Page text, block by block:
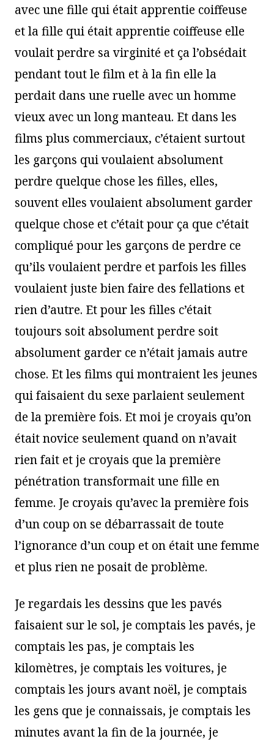
avec une fille qui était apprentie coiffeuse
et la fille qui était apprentie coiffeuse elle
voulait perdre sa virginité et ça l’obsédait
pendant tout le film et à la fin elle la
perdait dans une ruelle avec un homme
vieux avec un long manteau. Et dans les
films plus commerciaux, c’étaient surtout
les garçons qui voulaient absolument
perdre quelque chose les filles, elles,
souvent elles voulaient absolument garder
quelque chose et c’était pour ça que c’était
compliqué pour les garçons de perdre ce
qu’ils voulaient perdre et parfois les filles
voulaient juste bien faire des fellations et
rien d’autre. Et pour les filles c’était
toujours soit absolument perdre soit
absolument garder ce n’était jamais autre
chose. Et les films qui montraient les jeunes
qui faisaient du sexe parlaient seulement
de la première fois. Et moi je croyais qu’on
était novice seulement quand on n’avait
rien fait et je croyais que la première
pénétration transformait une fille en
femme. Je croyais qu’avec la première fois
d’un coup on se débarrassait de toute
l’ignorance d’un coup et on était une femme
et plus rien ne posait de problème.
Je regardais les dessins que les pavés
faisaient sur le sol, je comptais les pavés, je
comptais les pas, je comptais les
kilomètres, je comptais les voitures, je
comptais les jours avant noël, je comptais
les gens que je connaissais, je comptais les
minutes avant la fin de la journée, je